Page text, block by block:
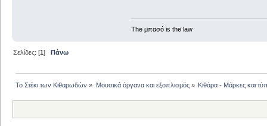
The μπασό is the law
Σελίδες: [1] Πάνω
Το Στέκι των Κιθαρωδών » Μουσικά όργανα και εξοπλισμός» Κιθάρα - Μάρκες και